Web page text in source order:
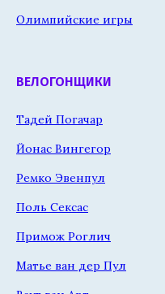
Олимпийские игры
ВЕЛОГОНЩИКИ
Тадей Погачар
Йонас Вингегор
Ремко Эвенпул
Поль Сексас
Примож Роглич
Матье ван дер Пул